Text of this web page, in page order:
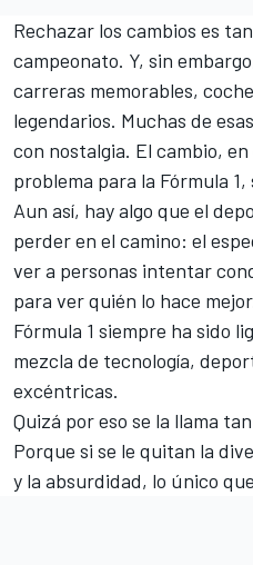
Rechazar los cambios es
campeonato. Y, sin
carreras memorables,
legendarios. Muchas de
con nostalgia. El cambio,
problema para la Fórmula 1,
Aun así, hay algo que el
perder en el camino: el
ver a personas intentar
para ver quién lo hace
Fórmula 1 siempre ha sido
mezcla de tecnología,
excéntricas.
Quizá por eso se la llama
Porque si se le quitan la
y la absurdidad, lo único